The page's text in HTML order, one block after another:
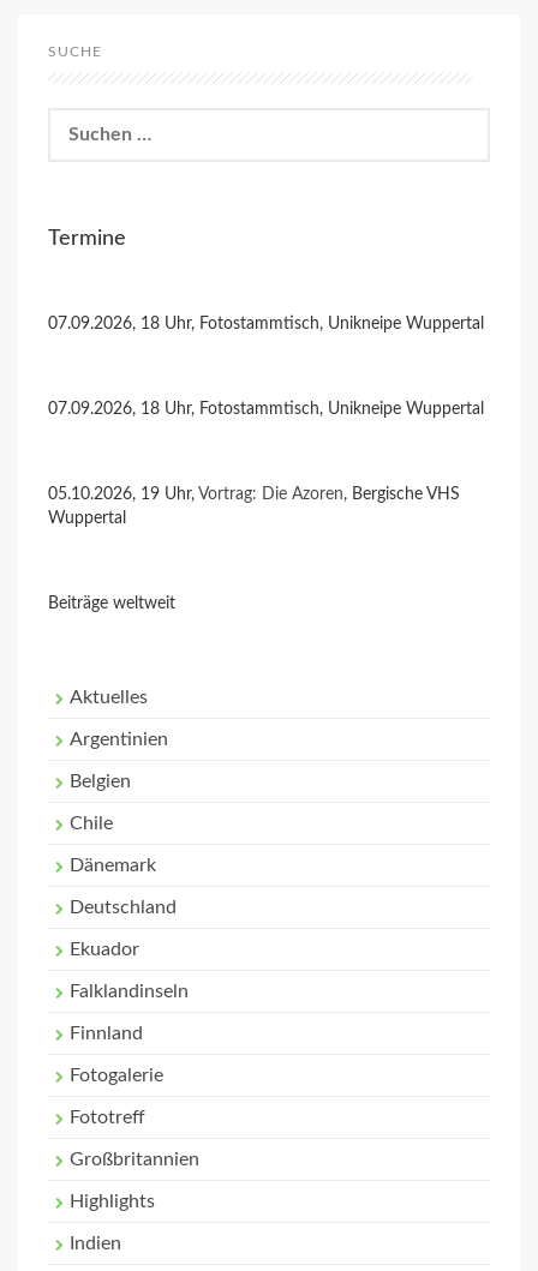
SUCHE
nach:
Termine
07.09.2026, 18 Uhr, Fotostammtisch, Unikneipe Wuppertal
07.09.2026, 18 Uhr, Fotostammtisch, Unikneipe Wuppertal
05.10.2026, 19 Uhr, Vortrag: Die Azoren, Bergische VHS
Wuppertal
Beiträge weltweit
Aktuelles
Argentinien
Belgien
Chile
Dänemark
Deutschland
Ekuador
Falklandinseln
Finnland
Fotogalerie
Fototreff
Großbritannien
Highlights
Indien